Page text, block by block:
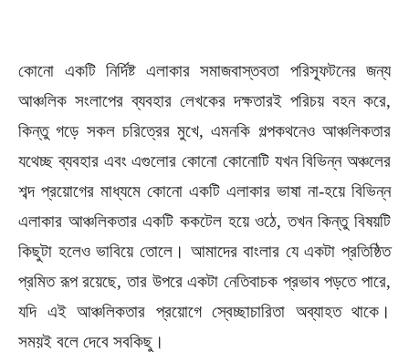
কোনো একটি নির্দিষ্ট এলাকার সমাজবাস্তবতা পরিস্ফূটনের জন্য
আঞ্চলিক সংলাপের ব্যবহার লেখকের দক্ষতারই পরিচয় বহন করে,
কিন্তু গড়ে সকল চরিত্রের মুখে, এমনকি গল্পকথনেও আঞ্চলিকতার
যথেচ্ছ ব্যবহার এবং এগুলোর কোনো কোনোটি যখন বিভিন্ন অঞ্চলের
শব্দ প্রয়োগের মাধ্যমে কোনো একটি এলাকার ভাষা না-হয়ে বিভিন্ন
এলাকার আঞ্চলিকতার একটি ককটেল হয়ে ওঠে, তখন কিন্তু বিষয়টি
কিছুটা হলেও ভাবিয়ে তোলে। আমাদের বাংলার যে একটা প্রতিষ্ঠিত
প্রমিত রূপ রয়েছে, তার উপরে একটা নেতিবাচক প্রভাব পড়তে পারে,
যদি এই আঞ্চলিকতার প্রয়োগে স্বেচ্ছাচারিতা অব্যাহত থাকে।
সময়ই বলে দেবে সবকিছু।